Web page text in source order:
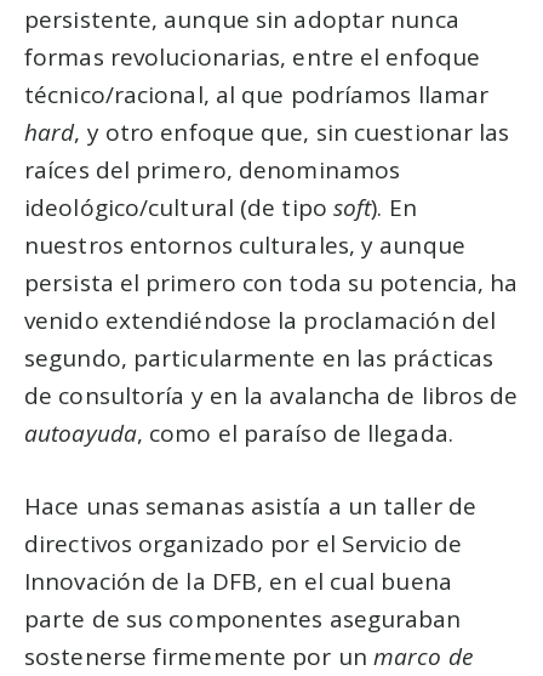
persistente, aunque sin adoptar nunca
formas revolucionarias, entre el enfoque
técnico/racional, al que podríamos llamar
hard, y otro enfoque que, sin cuestionar las
raíces del primero, denominamos
ideológico/cultural (de tipo soft). En
nuestros entornos culturales, y aunque
persista el primero con toda su potencia, ha
venido extendiéndose la proclamación del
segundo, particularmente en las prácticas
de consultoría y en la avalancha de libros de
autoayuda, como el paraíso de llegada.
Hace unas semanas asistía a un taller de
directivos organizado por el Servicio de
Innovación de la DFB, en el cual buena
parte de sus componentes aseguraban
sostenerse firmemente por un marco de